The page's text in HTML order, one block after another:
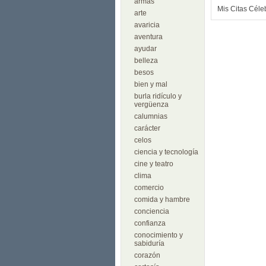
arte
avaricia
aventura
ayudar
belleza
besos
bien y mal
burla ridículo y
vergüenza
calumnias
carácter
celos
ciencia y tecnología
cine y teatro
clima
comercio
comida y hambre
conciencia
confianza
conocimiento y
sabiduría
corazón
Mis Citas